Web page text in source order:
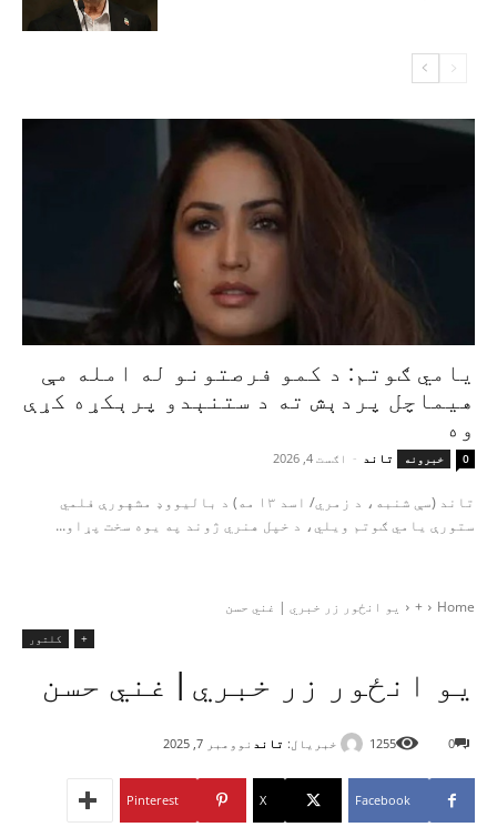
یامي ګوتم: د کمو فرصتونو له امله مې
هیماچل پردېش ته د ستنېدو پرېکړه کړې
وه
خبرونه تاند - اګست 4, 2026 0
تاند (سې شنبه، د زمري/ اسد ۱۳ مه) د بالیووډ مشهورې فلمي
ستورې یامي ګوتم ویلي، د خپل هنري ژوند په یوه سخت پړاو...